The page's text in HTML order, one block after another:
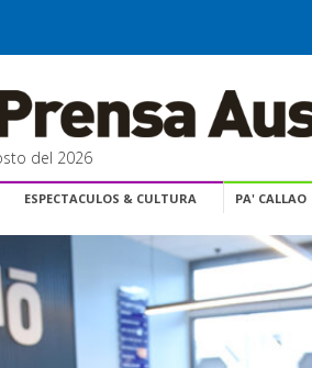
del 2026
ESPECTACULOS & CULTURA PA' CALLAO